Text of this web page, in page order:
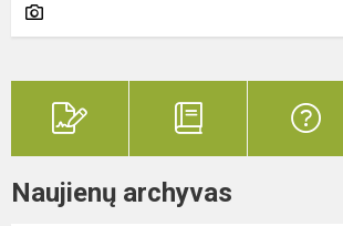
Naujienų archyvas